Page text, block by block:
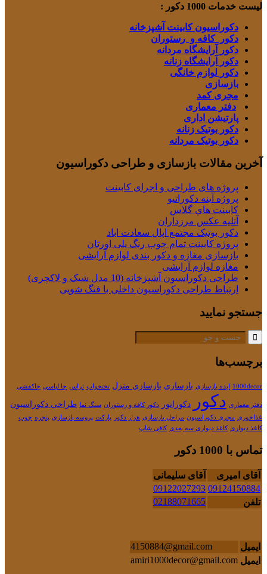
لیست خدمات 1000 دکور :
دکوراسیون کابینت آشپزخانه
دکور کافه و رستوران
دکور آرایشگاه مردانه
دکور آرایشگاه زنانه
دکور لوازم خانگی
بازسازی
مجری کمد
دفتر معماری
پارتیشن اداری
دکور بوتیک زنانه
دکور بوتیک مردانه
آخرین مقالات بازسازی و طراحی دکوراسیون
پروژه های طراحی و اجرای کابینت
پروژه آینه دکوراتیو
كابينت هاي گلاس
آتلیه عکس مرزداران
دکور بوتیک مجتمع اپال سعادت اباد
پروژه کابینت تمام چوب رنگ پلی اورتان
بازسازی مغازه و دکور بندی لوازم آرایشی
مغازه لوازم آرایشی
طراحی دکوراسیون آشپزخانه (10 مدل شیک و لاکچری)
ارتباط طراحی دکوراسیون داخلی با فنگ شویی
جستجو نمایید
برچسب‌ها
1000decor ایده بازسازی بازسازی بازسازی منزل تختخواب تراس جا لباسی جاکفشی
دفتر معماری دکور دکوراتور دکور کافه و رستوران سنگ نما طراحی دکوراسیون
غذاخوری مجری دکوراسیون مراحل بازسازی هزار دکور پارکت پروسه بازسازی پنجره چوب
کاغذ دیواری کاغذ دیواری سه بعدی کافی شاپ
تماس با 1000 دکور
آقای امیری
آقای سلیمانی
09124150884
09122027293
تلفن
02188071665
ایمیل
4150884@gmail.com
ایمیل amiri1000decor@gmail.com